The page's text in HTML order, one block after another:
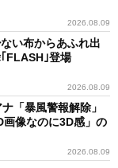
2026.08.09
い布からあふれ出
FLASH｣登場
2026.08.09
「暴風警報解除」
像なのに3D感」の
2026.08.09